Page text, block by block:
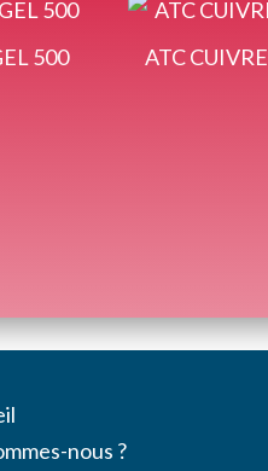
500 ATC CUIVRE
nous ?